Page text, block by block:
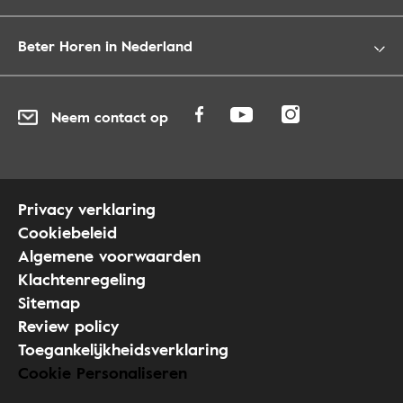
Beter Horen in Nederland
Neem contact op
Privacy verklaring
Cookiebeleid
Algemene voorwaarden
Klachtenregeling
Sitemap
Review policy
Toegankelijkheidsverklaring
Cookie Personaliseren